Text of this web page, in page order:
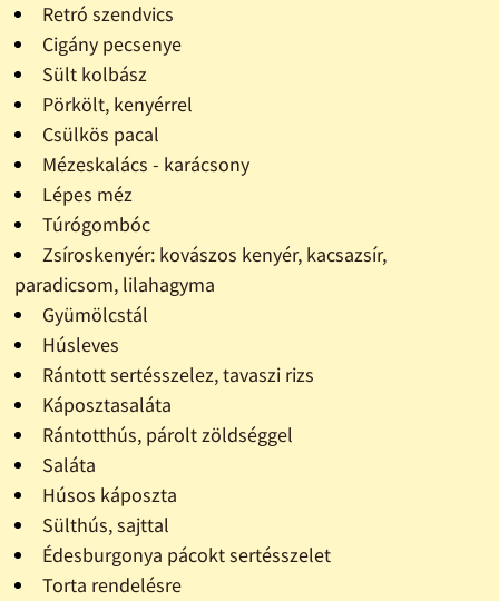
Retró szendvics
Cigány pecsenye
Sült kolbász
Pörkölt, kenyérrel
Csülkös pacal
Mézeskalács - karácsony
Lépes méz
Túrógombóc
Zsíroskenyér: kovászos kenyér, kacsazsír,
paradicsom, lilahagyma
Gyümölcstál
Húsleves
Rántott sertésszelez, tavaszi rizs
Káposztasaláta
Rántotthús, párolt zöldséggel
Saláta
Húsos káposzta
Sülthús, sajttal
Édesburgonya pácokt sertésszelet
Torta rendelésre